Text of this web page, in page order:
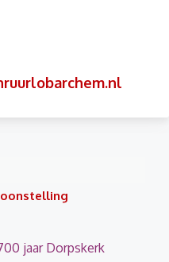
jaar Dorpskerk